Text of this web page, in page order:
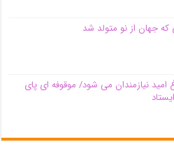
جهان از نو متولد شد
نیازمندان می شود/ موقوفه ای پای